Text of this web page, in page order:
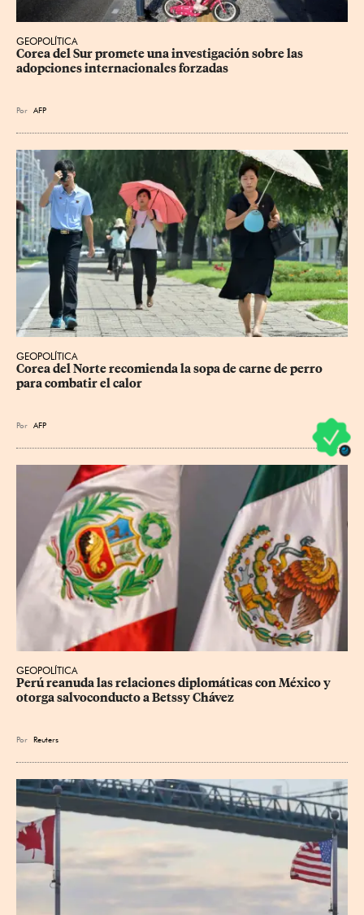
GEOPOLÍTICA
Corea del Sur promete una investigación sobre las
adopciones internacionales forzadas
Por AFP
GEOPOLÍTICA
Corea del Norte recomienda la sopa de carne de perro
para combatir el calor
Por AFP
GEOPOLÍTICA
Perú reanuda las relaciones diplomáticas con México y
otorga salvoconducto a Betssy Chávez
Por Reuters